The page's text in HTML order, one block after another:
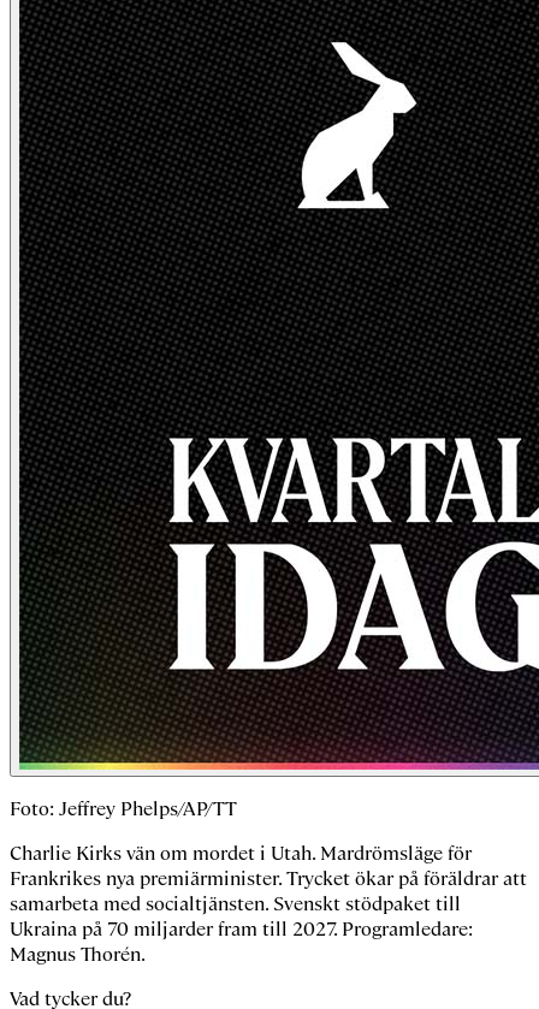
Foto: Jeffrey Phelps/AP/TT
Charlie Kirks vän om mordet i Utah. Mardrömsläge för
Frankrikes nya premiärminister. Trycket ökar på föräldrar att
samarbeta med socialtjänsten. Svenskt stödpaket till
Ukraina på 70 miljarder fram till 2027. Programledare:
Magnus Thorén.
Vad tycker du?